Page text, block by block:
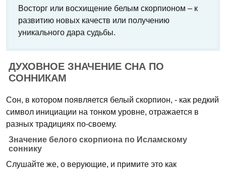
Восторг или восхищение белым скорпионом – к
развитию новых качеств или получению
уникального дара судьбы.
ДУХОВНОЕ ЗНАЧЕНИЕ СНА ПО
СОННИКАМ
Сон, в котором появляется белый скорпион, - как редкий
символ инициации на тонком уровне, отражается в
разных традициях по-своему.
Значение белого скорпиона по Исламскому
соннику
Слушайте же, о верующие, и примите это как